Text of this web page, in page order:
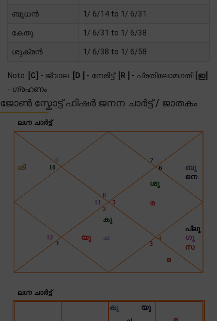
ബുധൻ 1/ 6/14 to 1/ 6/31
കേതു 1/ 6/31 to 1/ 6/38
ശുക്രൻ 1/ 6/38 to 1/ 6/58
Note: [C] - ജ്വാല [D ] - നേരിട്ട് [R ] - പ്രതിലോമഗതി [ഇ]
- ഗ്രഹണം
ജോൺ സ്കോട്ട് ഫിഷർ ജനന ചാർട്ട് / ജാതകം